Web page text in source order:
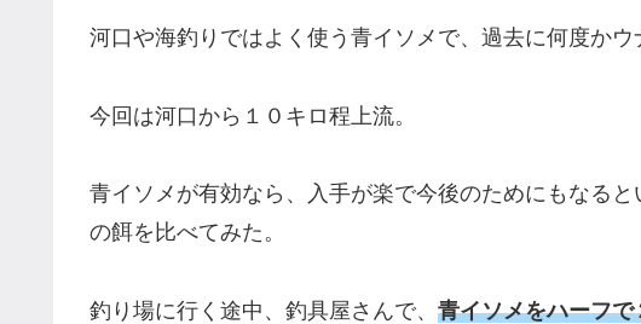
河口や海釣りではよく使う青イソメで、過去に何度かウ
今回は河口から１０キロ程上流。
青イソメが有効なら、入手が楽で今後のためにもなると
の餌を比べてみた。
釣り場に行く途中、釣具屋さんで、 青イソメをハーフで